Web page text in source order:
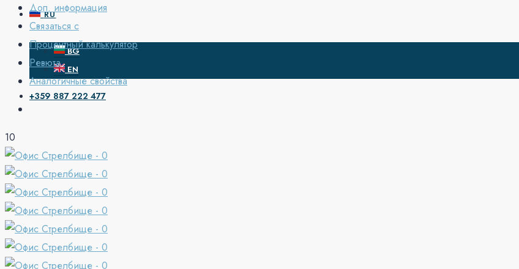
RU
BG
EN
+359 887 222 477
Доп. информация
Связаться с
Процентный калькулятор
Ревюта
Аналогичные свойства
10